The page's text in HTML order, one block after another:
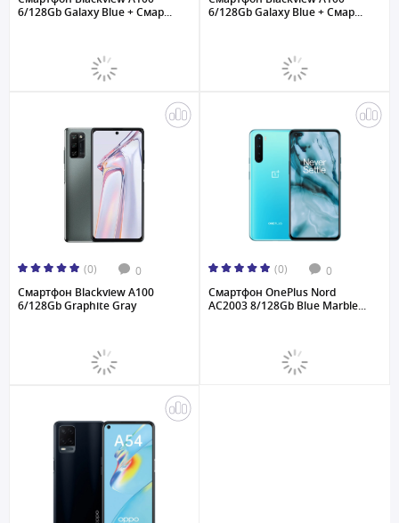
6/128Gb Galaxy Blue + Смар...
6/128Gb Galaxy Blue + Смар...
(0) 0
Смартфон Blackview A100
6/128Gb Graphite Gray
(0) 0
Смартфон OnePlus Nord
AC2003 8/128Gb Blue Marble...